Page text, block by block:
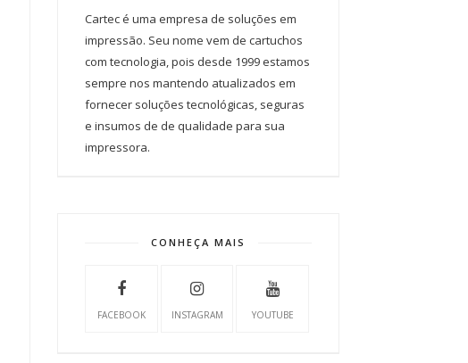
Cartec é uma empresa de soluções em
impressão. Seu nome vem de cartuchos
com tecnologia, pois desde 1999 estamos
sempre nos mantendo atualizados em
fornecer soluções tecnológicas, seguras
e insumos de de qualidade para sua
impressora.
CONHEÇA MAIS
FACEBOOK INSTAGRAM YOUTUBE